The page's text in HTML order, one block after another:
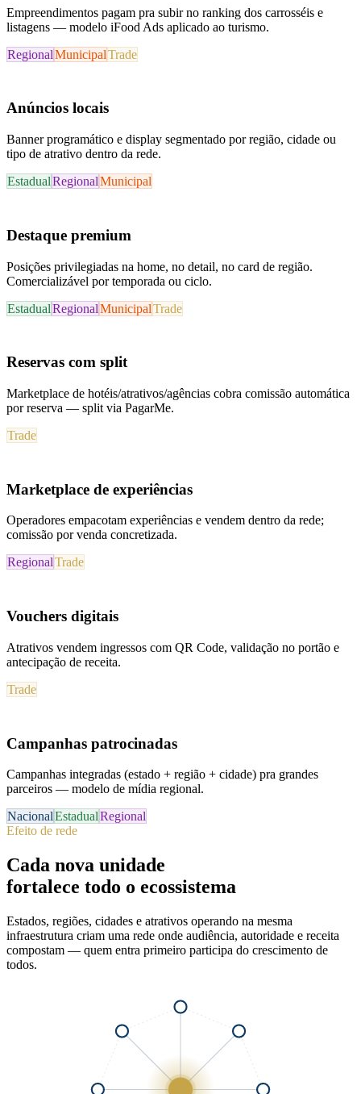
Empreendimentos pagam pra subir no ranking dos carrosséis e
listagens — modelo iFood Ads aplicado ao turismo.
RegionalMunicipalTrade
Anúncios locais
Banner programático e display segmentado por região, cidade ou
tipo de atrativo dentro da rede.
EstadualRegionalMunicipal
Destaque premium
Posições privilegiadas na home, no detail, no card de região.
Comercializável por temporada ou ciclo.
EstadualRegionalMunicipalTrade
Reservas com split
Marketplace de hotéis/atrativos/agências cobra comissão automática
por reserva — split via PagarMe.
Trade
Marketplace de experiências
Operadores empacotam experiências e vendem dentro da rede;
comissão por venda concretizada.
RegionalTrade
Vouchers digitais
Atrativos vendem ingressos com QR Code, validação no portão e
antecipação de receita.
Trade
Campanhas patrocinadas
Campanhas integradas (estado + região + cidade) pra grandes
parceiros — modelo de mídia regional.
NacionalEstadualRegional
Efeito de rede
Cada nova unidade
fortalece todo o ecossistema
Estados, regiões, cidades e atrativos operando na mesma
infraestrutura criam uma rede onde audiência, autoridade e receita
compostam — quem entra primeiro participa do crescimento de
todos.